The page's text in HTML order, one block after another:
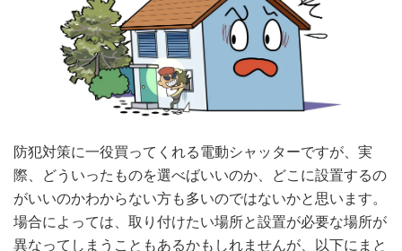
防犯対策に一役買ってくれる電動シャッターですが、実
際、どういったものを選べばいいのか、どこに設置するの
がいいのかわからない方も多いのではないかと思います。
場合によっては、取り付けたい場所と設置が必要な場所が
異なってしまうこともあるかもしれませんが、以下にまと